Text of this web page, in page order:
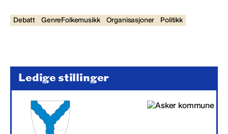
Debatt GenreFolkemusikk Organisasjoner Politikk
Ledige stillinger